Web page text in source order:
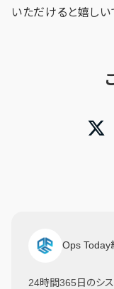
いただけると嬉しい
Ops Today
24時間365日のシス